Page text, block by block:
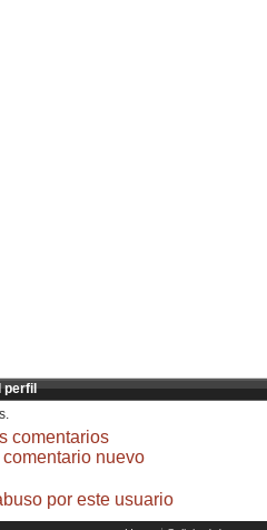
perfil
comentarios
nuevo
por este usuario